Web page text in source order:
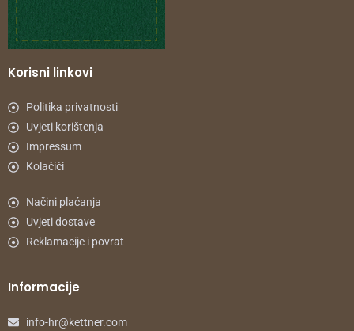
Korisni linkovi
Politika privatnosti
Uvjeti korištenja
Impressum
Kolačići
Načini plaćanja
Uvjeti dostave
Reklamacije i povrat
Informacije
info-hr@kettner.com